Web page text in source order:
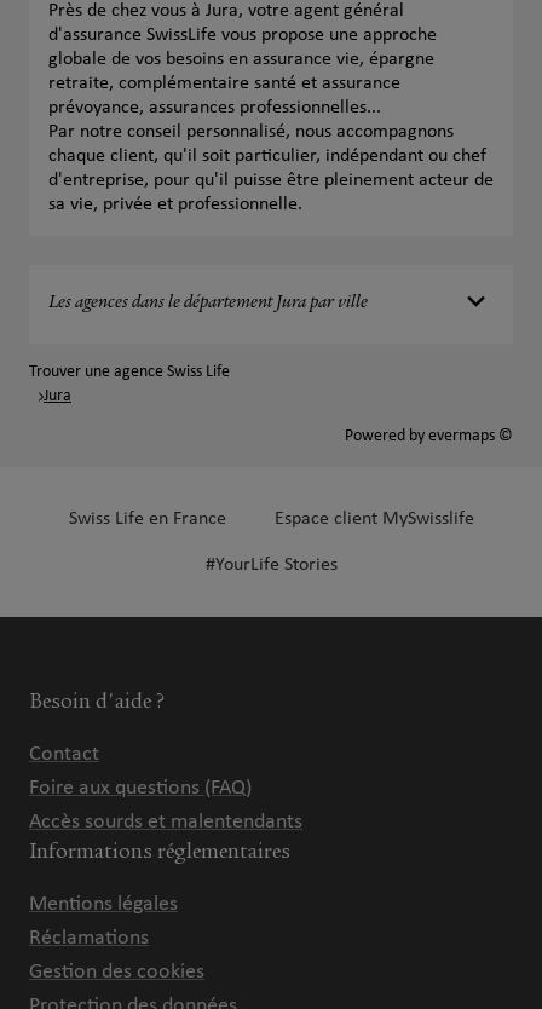
Près de chez vous à Jura, votre agent général
d'assurance SwissLife vous propose une approche
globale de vos besoins en assurance vie, épargne
retraite, complémentaire santé et assurance
prévoyance, assurances professionnelles...
Par notre conseil personnalisé, nous accompagnons
chaque client, qu'il soit particulier, indépendant ou chef
d'entreprise, pour qu'il puisse être pleinement acteur de
sa vie, privée et professionnelle.
Les agences dans le département Jura par ville
Trouver une agence Swiss Life
Jura
Powered by evermaps ©
Swiss Life en France Espace client MySwisslife
#YourLife Stories
Besoin d'aide ?
Contact
Foire aux questions (FAQ)
Accès sourds et malentendants
Informations réglementaires
Mentions légales
Réclamations
Gestion des cookies